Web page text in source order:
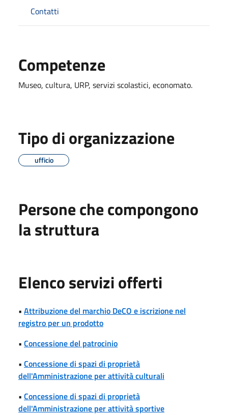
Contatti
Competenze
Museo, cultura, URP, servizi scolastici, economato.
Tipo di organizzazione
ufficio
Persone che compongono
la struttura
Elenco servizi offerti
• Attribuzione del marchio DeCO e iscrizione nel
registro per un prodotto
• Concessione del patrocinio
• Concessione di spazi di proprietà
dell'Amministrazione per attività culturali
• Concessione di spazi di proprietà
dell'Amministrazione per attività sportive